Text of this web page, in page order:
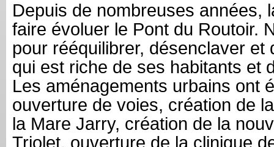
Depuis de nombreuses années,
faire évoluer le Pont du Routoir.
pour rééquilibrer, désenclaver et
qui est riche de ses habitants et
Les aménagements urbains ont
ouverture de voies, création de
la Mare Jarry, création de la
Triolet, ouverture de la clinique